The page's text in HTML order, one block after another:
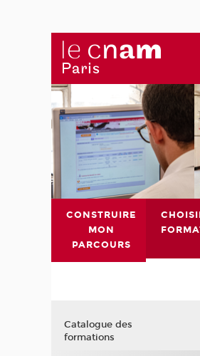
CONSTRUIRE
MON
PARCOURS
Catalogue des
formations